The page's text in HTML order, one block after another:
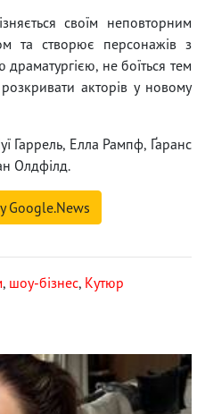
своїм неповторним
та створює персонажів з
не боїться тем
акторів у новому
Гаррель, Елла Рампф, Ґаранс
Олдфілд.
Google.News
, шоу-бізнес, Кутюр